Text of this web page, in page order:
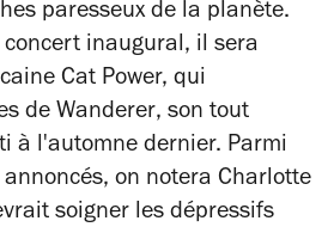
paresseux de la planète.
concert inaugural, il sera
Cat Power, qui
de Wanderer, son tout
à l'automne dernier. Parmi
on notera Charlotte
soigner les dépressifs